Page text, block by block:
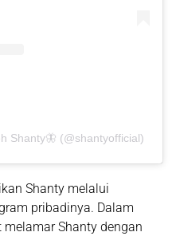
Shanty🦋 (@shantyofficial)
Shanty melalui
pribadinya. Dalam
Shanty dengan